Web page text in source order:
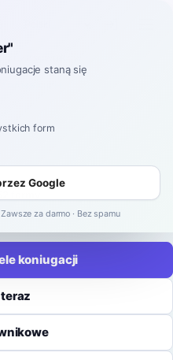
czasowników
koniugacji
staną się
form
Google
za darmo · Bez spamu